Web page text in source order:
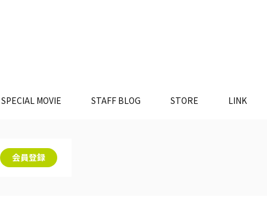
SPECIAL MOVIE STAFF BLOG STORE LINK
会員登録